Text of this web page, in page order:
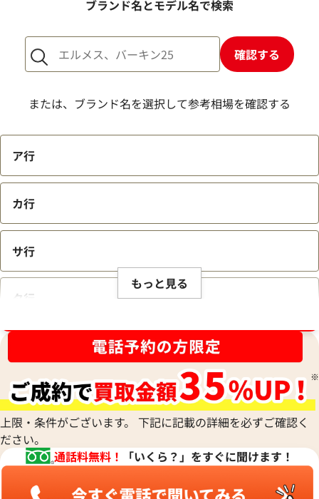
ホルダー M66005
参考買取価格
33,000
2026年3月3日時点
ブルーミングフラ
M63086
参考買取価格
ルイ・ヴィトン モノグラムエクリプス キ
ーホルダードラゴンヌヴィヴィエンヌ チ
ャーム M01821
参考買取価格
29,000
2026年6月13日時点
ルイ・ヴィトン
キーホルダー
参考買取価格
2026年6月17日時
ブランド名とモデル名で検索
確認する
または、ブランド名を選択して参考相場を確認する
ア行
カ行
サ行
タ行
ハ行
マ行
ヤ行
もっと見る
上限・条件がございます。 下記に記載の詳細を必ずご確認く
ださい。
通話料無料！
「いくら？」をすぐに聞けます！